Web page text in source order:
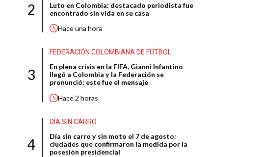
2
Luto en Colombia: destacado periodista fue
encontrado sin vida en su casa
Haceuna hora
3
FEDERACIÓN COLOMBIANA DE FÚTBOL
En plena crisis en la FIFA, Gianni Infantino
llegó a Colombia y la Federación se
pronunció: este fue el mensaje
Hace2 horas
4
DÍA SIN CARRO
Día sin carro y sin moto el 7 de agosto:
ciudades que confirmaron la medida por la
posesión presidencial